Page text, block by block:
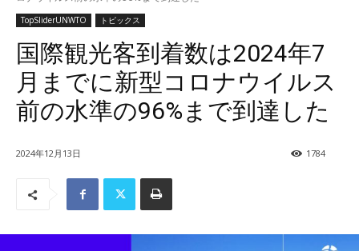
TopSliderUNWTO トピックス
国際観光客到着数は2024年7
月までに新型コロナウイルス
前の水準の96%まで到達した
2024年12月13日 1784